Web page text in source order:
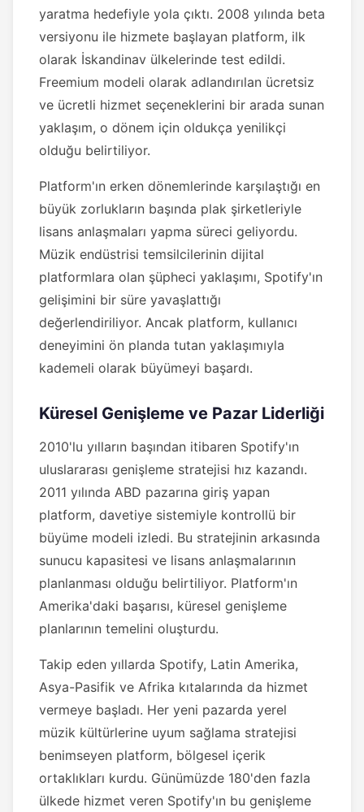
yaratma hedefiyle yola çıktı. 2008 yılında beta
versiyonu ile hizmete başlayan platform, ilk
olarak İskandinav ülkelerinde test edildi.
Freemium modeli olarak adlandırılan ücretsiz
ve ücretli hizmet seçeneklerini bir arada sunan
yaklaşım, o dönem için oldukça yenilikçi
olduğu belirtiliyor.
Platform'ın erken dönemlerinde karşılaştığı en
büyük zorlukların başında plak şirketleriyle
lisans anlaşmaları yapma süreci geliyordu.
Müzik endüstrisi temsilcilerinin dijital
platformlara olan şüpheci yaklaşımı, Spotify'ın
gelişimini bir süre yavaşlattığı
değerlendiriliyor. Ancak platform, kullanıcı
deneyimini ön planda tutan yaklaşımıyla
kademeli olarak büyümeyi başardı.
Küresel Genişleme ve Pazar Liderliği
2010'lu yılların başından itibaren Spotify'ın
uluslararası genişleme stratejisi hız kazandı.
2011 yılında ABD pazarına giriş yapan
platform, davetiye sistemiyle kontrollü bir
büyüme modeli izledi. Bu stratejinin arkasında
sunucu kapasitesi ve lisans anlaşmalarının
planlanması olduğu belirtiliyor. Platform'ın
Amerika'daki başarısı, küresel genişleme
planlarının temelini oluşturdu.
Takip eden yıllarda Spotify, Latin Amerika,
Asya-Pasifik ve Afrika kıtalarında da hizmet
vermeye başladı. Her yeni pazarda yerel
müzik kültürlerine uyum sağlama stratejisi
benimseyen platform, bölgesel içerik
ortaklıkları kurdu. Günümüzde 180'den fazla
ülkede hizmet veren Spotify'ın bu genişleme